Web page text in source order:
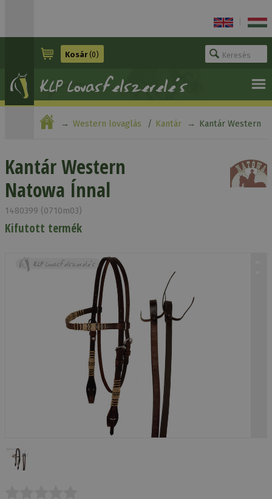
Kosár(0)
Western lovaglás Kantár Kantár Western
Kantár Western
Natowa Ínnal
1480399 (0710m03)
Kifutott termék